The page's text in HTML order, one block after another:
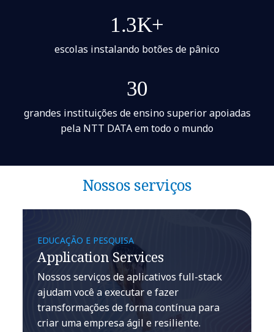
1.3K+
escolas instalando botões de pânico
30
grandes instituições de ensino superior apoiadas
pela NTT DATA em todo o mundo
Nossos serviços
EDUCAÇÃO E PESQUISA
Application Services
Nossos serviços de aplicativos full-stack
ajudam você a executar e fazer
transformações de forma contínua para
criar uma empresa ágil e resiliente.